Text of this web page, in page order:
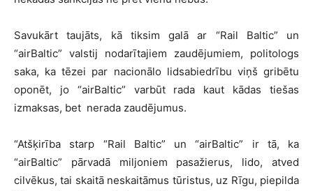
Savukārt taujāts, kā tiksim galā ar “Rail Baltic” un
“airBaltic” valstij nodarītajiem zaudējumiem, politologs
saka, ka tēzei par nacionālo lidsabiedrību viņš gribētu
oponēt, jo “airBaltic” varbūt rada kaut kādas tiešas
izmaksas, bet nerada zaudējumus.
“Atšķirība starp “Rail Baltic” un “airBaltic” ir tā, ka
“airBaltic” pārvadā miljoniem pasažierus, lido, atved
cilvēkus, tai skaitā neskaitāmus tūristus, uz Rīgu, piepilda